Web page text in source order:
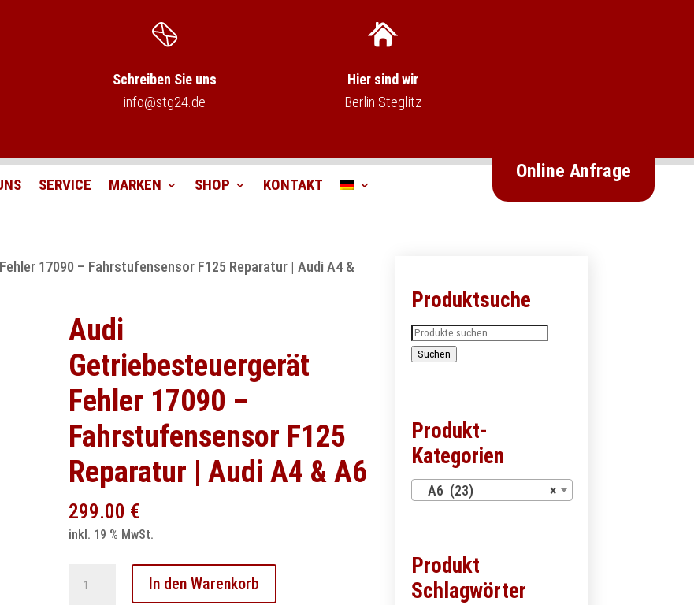
Schreiben Sie uns
info@stg24.de
Hier sind wir
Berlin Steglitz
SERVICE MARKEN SHOP KONTAKT
Online Anfrage
17090 – Fahrstufensensor F125 Reparatur | Audi A4 &
Audi
Getriebesteuergerät
Fehler 17090 –
Fahrstufensensor F125
Reparatur | Audi A4 & A6
299.00 €
inkl. 19 % MwSt.
In den Warenkorb
Produktsuche
Suchen
nach:
Suchen
Produkt-
Kategorien
×
A6 (23)
Produkt
Schlagwörter